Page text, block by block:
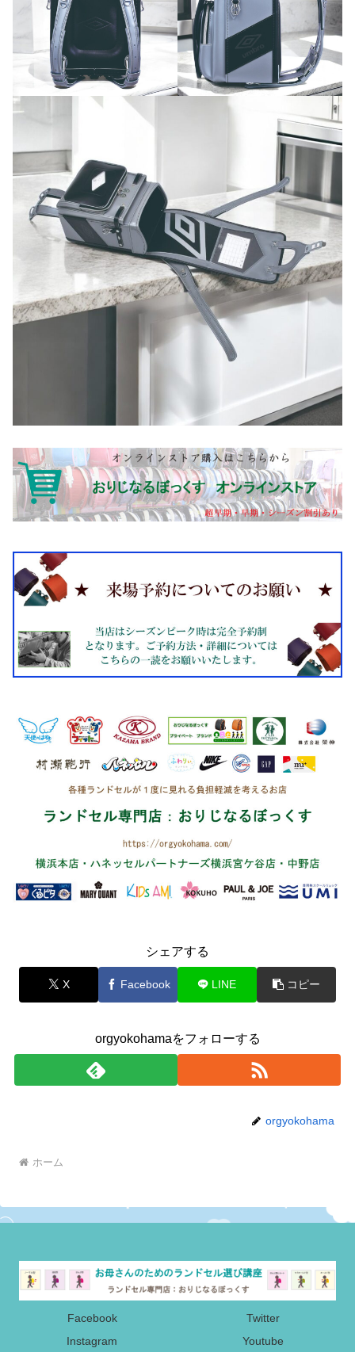
シェアする
X Facebook LINE コピー
orgyokohamaをフォローする
orgyokohama
ホーム
Facebook
Twitter
Instagram
Youtube